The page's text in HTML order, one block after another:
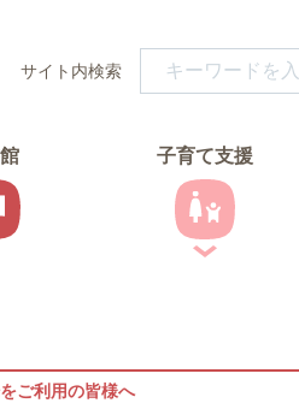
サイト内検索
子育て支援
ご利用の皆様へ